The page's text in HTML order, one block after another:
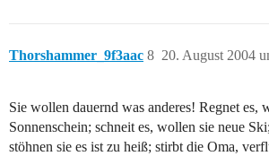
Thorshammer_9f3aac 20. August 2004
8
Sie wollen dauernd was anderes! Regnet es,
Sonnenschein; schneit es, wollen sie neue
stöhnen sie es ist zu heiß; stirbt die Oma,